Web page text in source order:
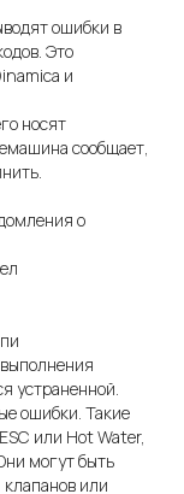
ошибки в
Это
и
носят
сообщает,
о
устраненной.
ошибки. Такие
или Hot Water,
могут быть
или